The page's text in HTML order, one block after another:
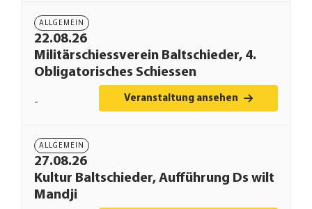
22.08.26
ALLGEMEIN
Militärschiessverein Baltschieder, 4.
Obligatorisches Schiessen
- Veranstaltung ansehen
27.08.26
ALLGEMEIN
Kultur Baltschieder, Aufführung Ds wilt
Mandji